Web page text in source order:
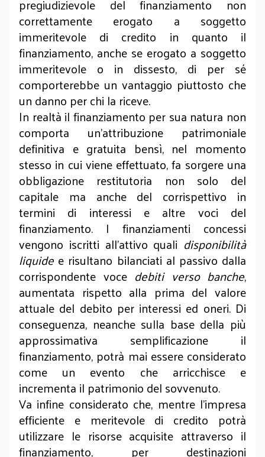
pregiudizievole del finanziamento non
correttamente erogato a soggetto
immeritevole di credito in quanto il
finanziamento, anche se erogato a soggetto
immeritevole o in dissesto, di per sé
comporterebbe un vantaggio piuttosto che
un danno per chi la riceve.
In realtà il finanziamento per sua natura non
comporta un’attribuzione patrimoniale
definitiva e gratuita bensì, nel momento
stesso in cui viene effettuato, fa sorgere una
obbligazione restitutoria non solo del
capitale ma anche del corrispettivo in
termini di interessi e altre voci del
finanziamento. I finanziamenti concessi
vengono iscritti all’attivo quali disponibilità
liquide e risultano bilanciati al passivo dalla
corrispondente voce debiti verso banche,
aumentata rispetto alla prima del valore
attuale del debito per interessi ed oneri. Di
conseguenza, neanche sulla base della più
approssimativa semplificazione il
finanziamento, potrà mai essere considerato
come un evento che arricchisce e
incrementa il patrimonio del sovvenuto.
Va infine considerato che, mentre l’impresa
efficiente e meritevole di credito potrà
utilizzare le risorse acquisite attraverso il
finanziamento, per destinazioni